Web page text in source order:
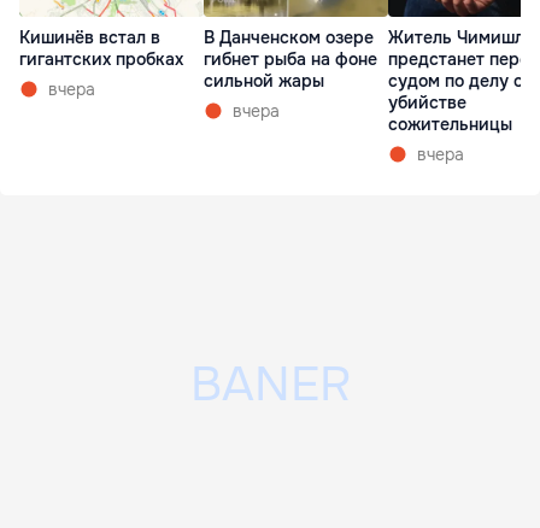
Кишинёв встал в
гигантских пробках
вчера
В Данченском озере
гибнет рыба на фоне
сильной жары
вчера
Житель
предстанет перед
судом по делу об
убийстве
сожительницы
вчера